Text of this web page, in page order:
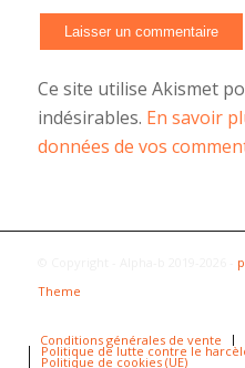
Alternative:
Ce site utilise Akismet
indésirables. En savoir
données de vos
Theme
Conditions générales de vente
Politique de lutte contre le
Politique de cookies (UE)